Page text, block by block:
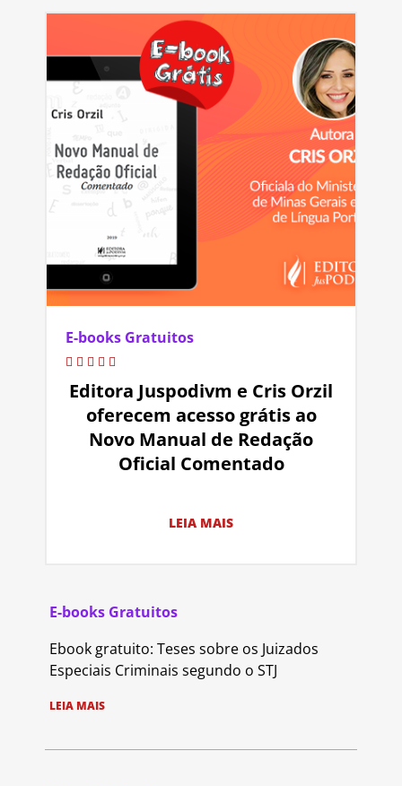
E-books Gratuitos
Editora Juspodivm e Cris Orzil
oferecem acesso grátis ao
Novo Manual de Redação
Oficial Comentado
LEIA MAIS
E-books Gratuitos
Ebook gratuito: Teses sobre os Juizados
Especiais Criminais segundo o STJ
LEIA MAIS